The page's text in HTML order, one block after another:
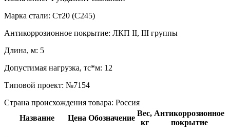
Марка стали: Ст20 (С245)
Антикоррозионное покрытие: ЛКП II, III группы
Длина, м: 5
Допустимая нагрузка, тс*м: 12
Типовой проект: №7154
Страна происхождения товара: Россия
Название
Цена Обозначение
Вес,
кг
Антикоррозионное
покрытие